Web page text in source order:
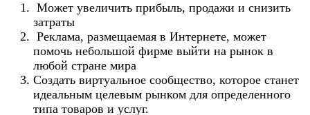
Может увеличить прибыль, продажи и снизить
затраты
Реклама, размещаемая в Интернете, может
помочь небольшой фирме выйти на рынок в
любой стране мира
Создать виртуальное сообщество, которое станет
идеальным целевым рынком для определенного
типа товаров и услуг.